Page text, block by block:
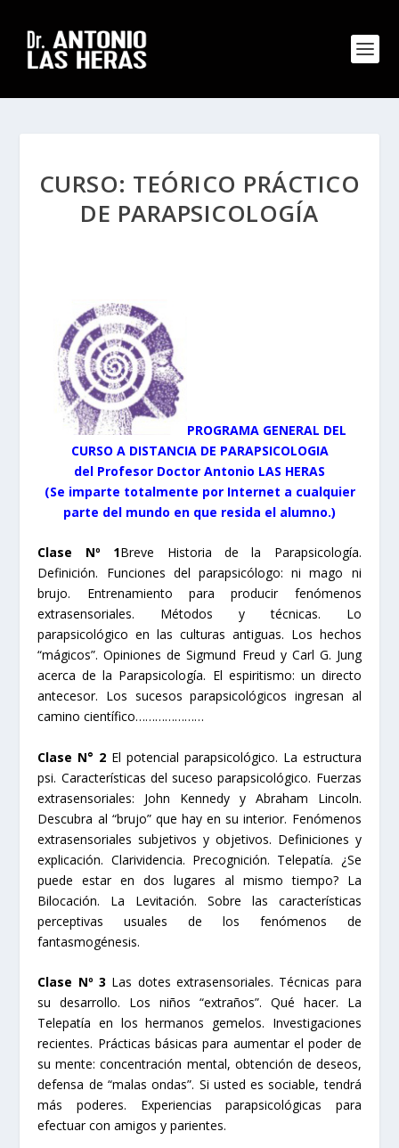
CURSO: TEÓRICO PRÁCTICO
DE PARAPSICOLOGÍA
PROGRAMA GENERAL DEL
CURSO A DISTANCIA DE PARAPSICOLOGIA
del Profesor Doctor Antonio LAS HERAS
(Se imparte totalmente por Internet a cualquier
parte del mundo en que resida el alumno.)
Clase Nº 1Breve Historia de la Parapsicología.
Definición. Funciones del parapsicólogo: ni mago ni
brujo. Entrenamiento para producir fenómenos
extrasensoriales. Métodos y técnicas. Lo
parapsicológico en las culturas antiguas. Los hechos
“mágicos”. Opiniones de Sigmund Freud y Carl G. Jung
acerca de la Parapsicología. El espiritismo: un directo
antecesor. Los sucesos parapsicológicos ingresan al
camino científico…………………
Clase N° 2 El potencial parapsicológico. La estructura
psi. Características del suceso parapsicológico. Fuerzas
extrasensoriales: John Kennedy y Abraham Lincoln.
Descu­bra al “brujo” que hay en su interior. Fenómenos
extrasensoriales subjetivos y objetivos. Definiciones y
explicación. Clarividencia. Precognición. Telepatía. ¿Se
puede estar en dos lugares al mismo tiempo? La
Bilocación. La Levitación. Sobre las características
perceptivas usuales de los fenómenos de
fantasmogénesis.
Clase Nº 3 Las dotes extrasensoriales. Técnicas para
su desarrollo. Los niños “extraños”. Qué hacer. La
Telepatía en los hermanos gemelos. Investigaciones
recientes. Prácticas básicas para aumentar el poder de
su mente: concentración mental, obtención de deseos,
defensa de “malas ondas”. Si usted es sociable, tendrá
más poderes. Experiencias parapsicológicas para
efectuar con amigos y parientes.